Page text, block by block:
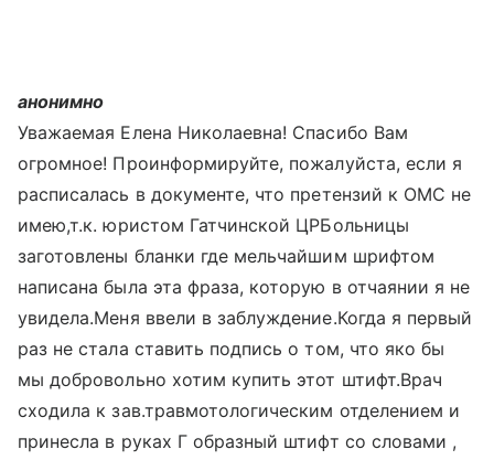
анонимно
Уважаемая Елена Николаевна! Спасибо Вам
огромное! Проинформируйте, пожалуйста, если я
расписалась в документе, что претензий к ОМС не
имею,т.к. юристом Гатчинской ЦРБольницы
заготовлены бланки где мельчайшим шрифтом
написана была эта фраза, которую в отчаянии я не
увидела.Меня ввели в заблуждение.Когда я первый
раз не стала ставить подпись о том, что яко бы
мы добровольно хотим купить этот штифт.Врач
сходила к зав.травмотологическим отделением и
принесла в руках Г образный штифт со словами ,